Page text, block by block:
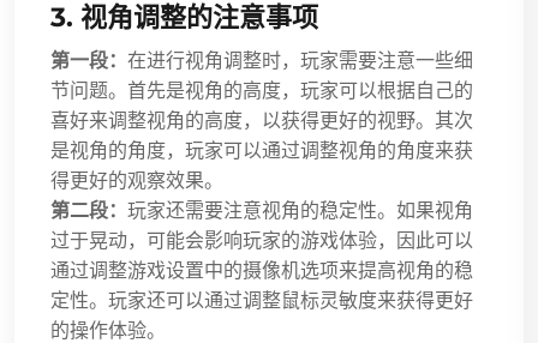
3. 视角调整的注意事项
第一段： 在进行视角调整时，玩家需要注意一些细
节问题。首先是视角的高度，玩家可以根据自己的
喜好来调整视角的高度，以获得更好的视野。其次
是视角的角度，玩家可以通过调整视角的角度来获
得更好的观察效果。
第二段： 玩家还需要注意视角的稳定性。如果视角
过于晃动，可能会影响玩家的游戏体验，因此可以
通过调整游戏设置中的摄像机选项来提高视角的稳
定性。玩家还可以通过调整鼠标灵敏度来获得更好
的操作体验。